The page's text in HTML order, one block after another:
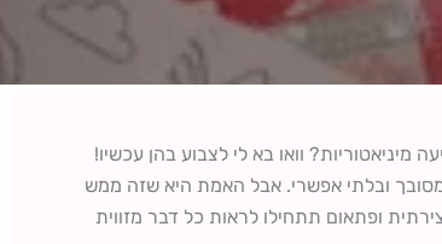
מיניאטוריות? וואו בא לי לצבוע בהן עכשיו!
ובלתי אפשרי. אבל האמת היא שזה ממש
ופתאום תתחילו לראות כל דבר מזווית